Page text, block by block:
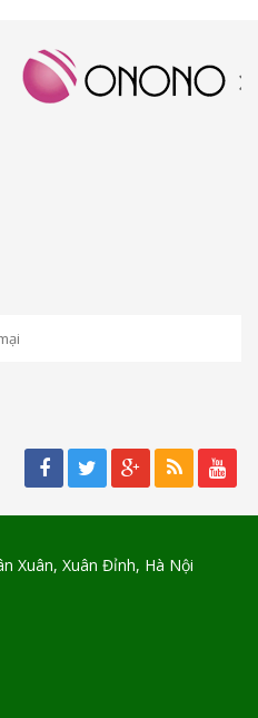
Xuân, Xuân Đỉnh, Hà Nội